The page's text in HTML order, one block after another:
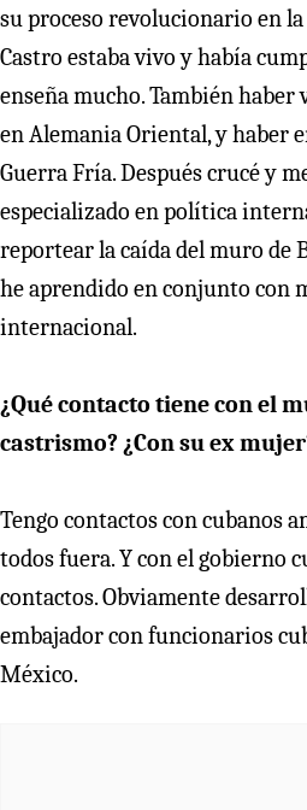
su proceso revolucionario en la
Castro estaba vivo y había
enseña mucho. También haber
en Alemania Oriental, y haber
Guerra Fría. Después crucé y
especializado en política
reportear la caída del muro de
he aprendido en conjunto con
internacional.
¿Qué contacto tiene con el
castrismo? ¿Con su ex
Tengo contactos con cubanos
todos fuera. Y con el gobierno
contactos. Obviamente
embajador con funcionarios
México.